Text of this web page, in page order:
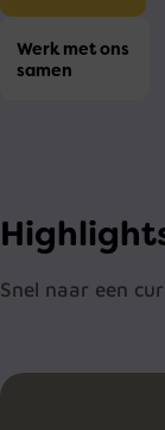
Werk met ons
samen
Snel naar een